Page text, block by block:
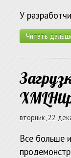
У
Читать
вторник, 22
Все больше